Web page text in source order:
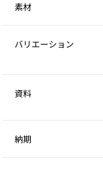
素材
バリエーション
資料
納期